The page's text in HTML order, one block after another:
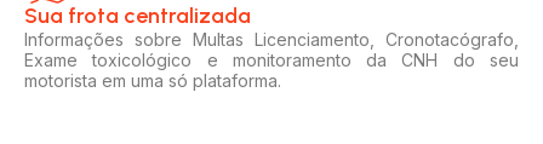
Sua frota centralizada​
Informações sobre Multas Licenciamento, Cronotacógrafo,
Exame toxicológico e monitoramento da CNH do seu
motorista em uma só plataforma.